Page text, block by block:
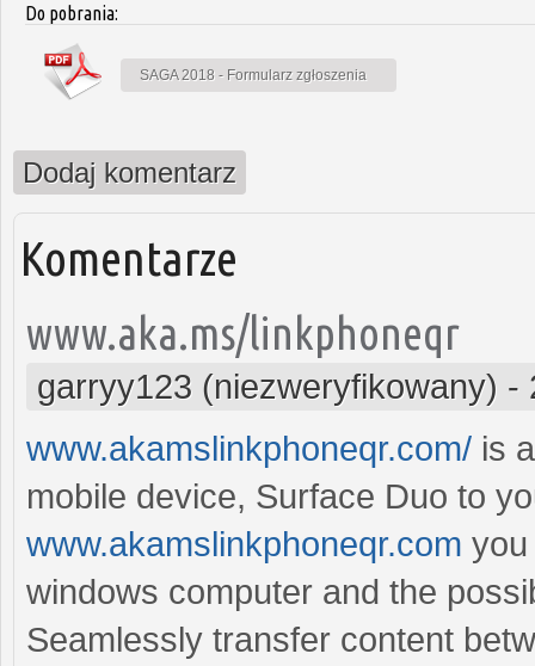
Do pobrania:
SAGA 2018 - Formularz zgłoszenia
Dodaj komentarz
Komentarze
www.aka.ms/linkphoneqr
garryy123 (niezweryfikowany) -
www.akamslinkphoneqr.com/ is
mobile device, Surface Duo to
www.akamslinkphoneqr.com
windows computer and the
Seamlessly transfer content